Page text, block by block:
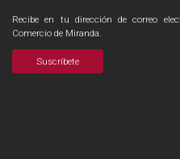
Recibe en tu dirección de correo
Comercio de Miranda.
Suscríbete